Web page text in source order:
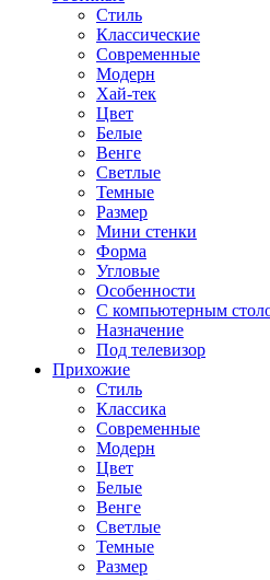
Стиль
Классические
Современные
Модерн
Хай-тек
Цвет
Белые
Венге
Светлые
Темные
Размер
Мини стенки
Форма
Угловые
Особенности
С компьютерным
Назначение
Под телевизор
Прихожие
Стиль
Классика
Современные
Модерн
Цвет
Белые
Венге
Светлые
Темные
Размер